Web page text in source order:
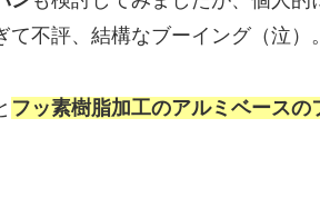
不評、結構なブーイング（泣）。
フッ素樹脂加工のアルミベースの